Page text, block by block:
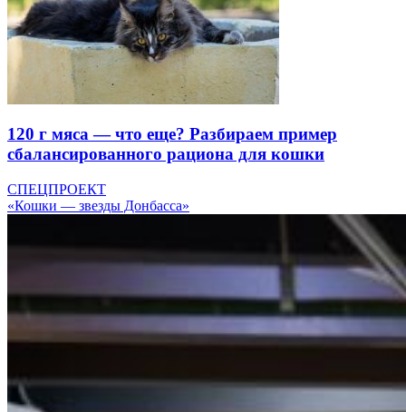
120 г мяса — что еще? Разбираем пример
сбалансированного рациона для кошки
СПЕЦПРОЕКТ
«Кошки — звезды Донбасса»